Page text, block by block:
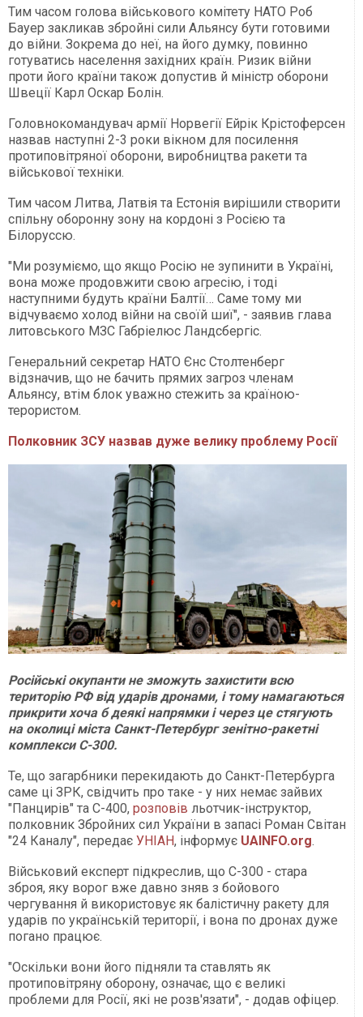
Тим часом голова військового комітету НАТО Роб
Бауер закликав збройні сили Альянсу бути готовими
до війни. Зокрема до неї, на його думку, повинно
готуватись населення західних країн. Ризик війни
проти його країни також допустив й міністр оборони
Швеції Карл Оскар Болін.
Головнокомандувач армії Норвегії Ейрік Крістоферсен
назвав наступні 2-3 роки вікном для посилення
протиповітряної оборони, виробництва ракети та
військової техніки.
Тим часом Литва, Латвія та Естонія вирішили створити
спільну оборонну зону на кордоні з Росією та
Білоруссю.
"Ми розуміємо, що якщо Росію не зупинити в Україні,
вона може продовжити свою агресію, і тоді
наступними будуть країни Балтії… Саме тому ми
відчуваємо холод війни на своїй шиї", - заявив глава
литовського МЗС Габріелюс Ландсбергіс.
Генеральний секретар НАТО Єнс Столтенберг
відзначив, що не бачить прямих загроз членам
Альянсу, втім блок уважно стежить за країною-
терористом.
Полковник ЗСУ назвав дуже велику проблему Росії
Російські окупанти не зможуть захистити всю
територію РФ від ударів дронами, і тому намагаються
прикрити хоча б деякі напрямки і через це стягують
на околиці міста Санкт-Петербург зенітно-ракетні
комплекси С-300.
Те, що загарбники перекидають до Санкт-Петербурга
саме ці ЗРК, свідчить про таке - у них немає зайвих
"Панцирів" та С-400, розповів льотчик-інструктор,
полковник Збройних сил України в запасі Роман Світан
"24 Каналу", передає УНІАН, інформує UAINFO.org.
Військовий експерт підкреслив, що С-300 - стара
зброя, яку ворог вже давно зняв з бойового
чергування й використовує як балістичну ракету для
ударів по українській території, і вона по дронах дуже
погано працює.
"Оскільки вони його підняли та ставлять як
протиповітряну оборону, означає, що є великі
проблеми для Росії, які не розв'язати", - додав офіцер.